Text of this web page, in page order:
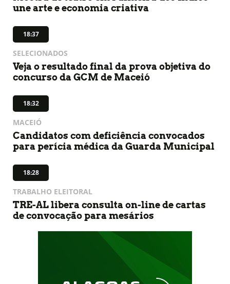
une arte e economia criativa
18:37
SELECIONADOS
Veja o resultado final da prova objetiva do
concurso da GCM de Maceió
18:32
MACEIÓ
Candidatos com deficiência convocados
para perícia médica da Guarda Municipal
18:28
TRABALHO ELEITORAL
TRE-AL libera consulta on-line de cartas
de convocação para mesários